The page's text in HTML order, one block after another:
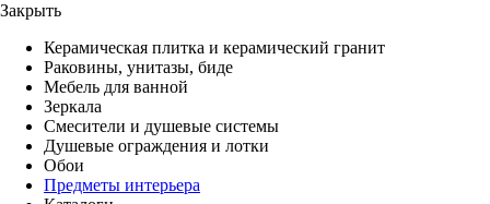
Закрыть
Керамическая плитка и керамический гранит
Раковины, унитазы, биде
Мебель для ванной
Зеркала
Смесители и душевые системы
Душевые ограждения и лотки
Обои
Предметы интерьера